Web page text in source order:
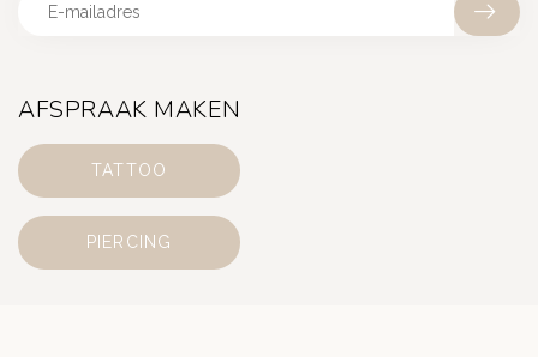
AFSPRAAK MAKEN
TATTOO
PIERCING